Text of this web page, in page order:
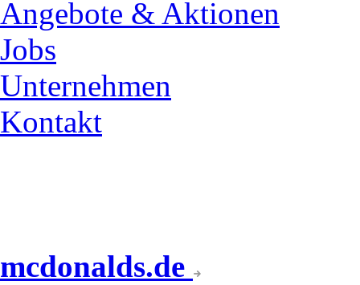
Angebote & Aktionen
Jobs
Unternehmen
Kontakt
mcdonalds.de